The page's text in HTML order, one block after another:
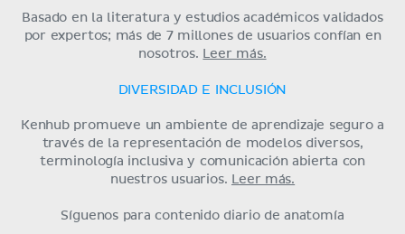
Basado en la literatura y estudios académicos validados
por expertos; más de 7 millones de usuarios confían en
nosotros.
Leer más.
DIVERSIDAD E INCLUSIÓN
Kenhub promueve un ambiente de aprendizaje seguro a
través de la representación de modelos diversos,
terminología inclusiva y comunicación abierta con
nuestros usuarios.
Leer más.
Síguenos para contenido diario de anatomía